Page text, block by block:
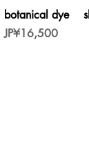
제품
botanical dye
가격
JP¥16,500